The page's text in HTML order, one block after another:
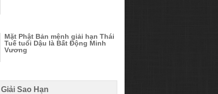
Mặt Phật Bản mệnh giải hạn Thái
Tuế tuổi Dậu là Bất Động Minh
Vương
Sao Hạn